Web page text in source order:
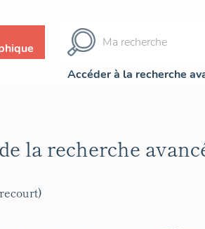
Accéder à la recherche
la recherche